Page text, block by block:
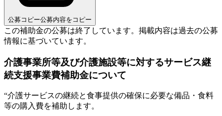
公募コピー公募内容をコピー
この補助金の公募は終了しています。 掲載内容は過去の公募
情報に基づいています。
介護事業所等及び介護施設等に対するサービス継
続支援事業費補助金について
“介護サービスの継続と食事提供の確保に必要な備品・食料
等の購入費を補助します。